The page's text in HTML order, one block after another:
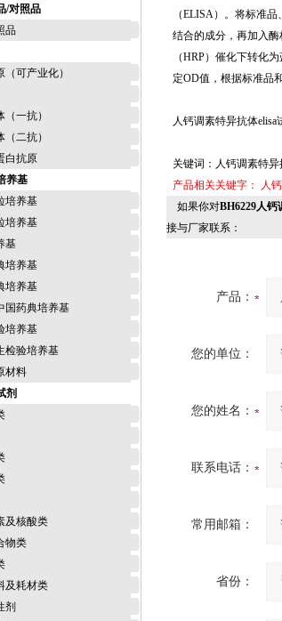
/对照品
品
（可产业化）
一抗）
二抗）
白抗原
养基
培养基
培养基
基
培养基
培养基
国药典培养基
培养基
检验培养基
材料
剂
及核酸类
物类
及耗材类
剂
（ELISA）。将标准
结合的成分，再加入
（HRP）催化下转化
定OD值，根据标准品
人钙调素特异抗体
关键词：人钙调素特
产品相关关键字：
人
如果你对BH6229人
接与厂家联系：
产品：
您的单位：
您的姓名：
联系电话：
常用邮箱：
省份：